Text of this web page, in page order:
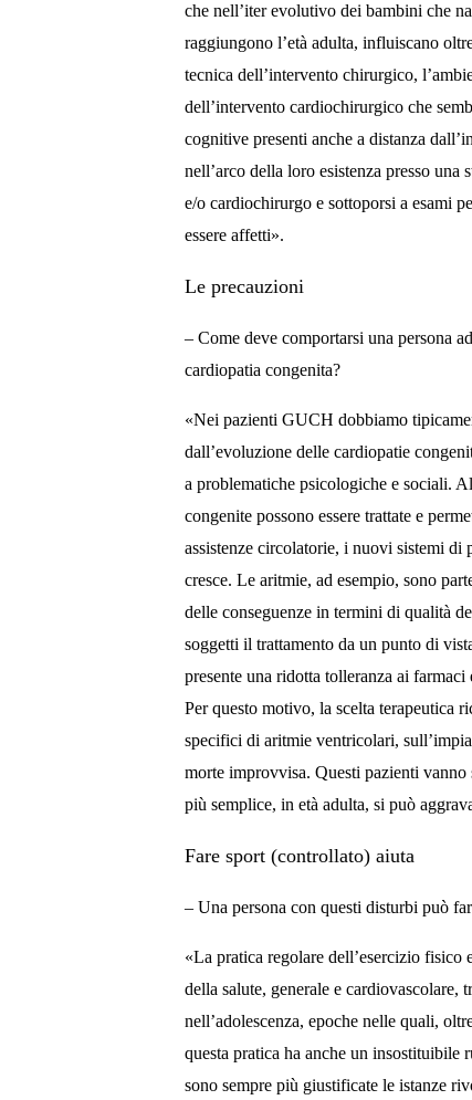
che nell’iter evolutivo dei bambini che
raggiungono l’età adulta, influiscano
tecnica dell’intervento chirurgico,
dell’intervento cardiochirurgico che
cognitive presenti anche a distanza
nell’arco della loro esistenza presso
e/o cardiochirurgo e sottoporsi a esami
essere affetti».
Le precauzioni
– Come deve comportarsi una persona
cardiopatia congenita?
«Nei pazienti GUCH dobbiamo
dall’evoluzione delle cardiopatie
a problematiche psicologiche e sociali.
congenite possono essere trattate e
assistenze circolatorie, i nuovi sistemi di
cresce. Le aritmie, ad esempio, sono
delle conseguenze in termini di qualità
soggetti il trattamento da un punto di
presente una ridotta tolleranza ai
Per questo motivo, la scelta terapeutica
specifici di aritmie ventricolari,
morte improvvisa. Questi pazienti vanno
più semplice, in età adulta, si può
Fare sport (controllato) aiuta
– Una persona con questi disturbi può
«La pratica regolare dell’esercizio
della salute, generale e cardiovascolare,
nell’adolescenza, epoche nelle quali,
questa pratica ha anche un
sono sempre più giustificate le istanze